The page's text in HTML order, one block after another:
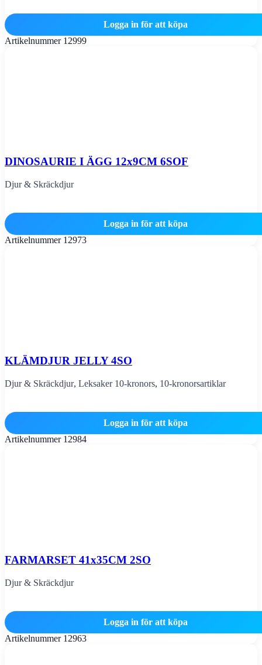
Logga in för att köpa
Artikelnummer 12999
DINOSAURIE I ÄGG 12x9CM 6SOF
Djur & Skräckdjur
Logga in för att köpa
Artikelnummer 12973
KLÄMDJUR JELLY 4SO
Djur & Skräckdjur, Leksaker 10-kronors, 10-kronorsartiklar
Logga in för att köpa
Artikelnummer 12984
FARMARSET 41x35CM 2SO
Djur & Skräckdjur
Logga in för att köpa
Artikelnummer 12963